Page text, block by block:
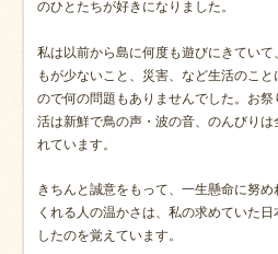
のひとたちが好きになりました。
私は以前から島に何度も遊びにきてい
もが少ないこと、災害、など生活のこ
ので何の問題もありませんでした。お
活は新鮮で鳥の声・波の音、のんびり
れています。
きちんと誠意をもって、一生懸命に努
くれる人の温かさは、私の求めていた
したのを覚えています。